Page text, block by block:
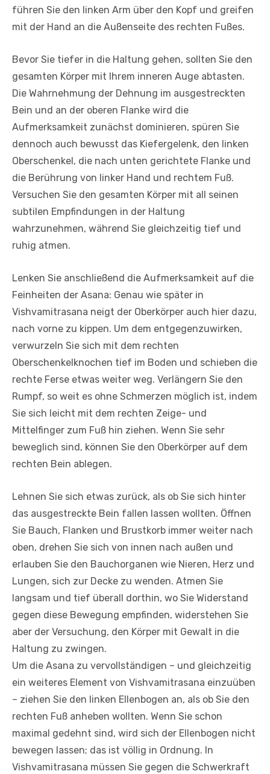
führen Sie den linken Arm über den Kopf und greifen
mit der Hand an die Außenseite des rechten Fußes.
Bevor Sie tiefer in die Haltung gehen, sollten Sie den
gesamten Körper mit Ihrem inneren Auge abtasten.
Die Wahrnehmung der Dehnung im ausgestreckten
Bein und an der oberen Flanke wird die
Aufmerksamkeit zunächst dominieren, spüren Sie
dennoch auch bewusst das Kiefergelenk, den linken
Oberschenkel, die nach unten gerichtete Flanke und
die Berührung von linker Hand und rechtem Fuß.
Versuchen Sie den gesamten Körper mit all seinen
subtilen Empfindungen in der Haltung
wahrzunehmen, während Sie gleichzeitig tief und
ruhig atmen.
Lenken Sie anschließend die Aufmerksamkeit auf die
Feinheiten der Asana: Genau wie später in
Vishvamitrasana neigt der Oberkörper auch hier dazu,
nach vorne zu kippen. Um dem entgegenzuwirken,
verwurzeln Sie sich mit dem rechten
Oberschenkelknochen tief im Boden und schieben die
rechte Ferse etwas weiter weg. Verlängern Sie den
Rumpf, so weit es ohne Schmerzen möglich ist, indem
Sie sich leicht mit dem rechten Zeige- und
Mittelfinger zum Fuß hin ziehen. Wenn Sie sehr
beweglich sind, können Sie den Oberkörper auf dem
rechten Bein ablegen.
Lehnen Sie sich etwas zurück, als ob Sie sich hinter
das ausgestreckte Bein fallen lassen wollten. Öffnen
Sie Bauch, Flanken und Brustkorb immer weiter nach
oben, drehen Sie sich von innen nach außen und
erlauben Sie den Bauchorganen wie Nieren, Herz und
Lungen, sich zur Decke zu wenden. Atmen Sie
langsam und tief überall dorthin, wo Sie Widerstand
gegen diese Bewegung empfinden, widerstehen Sie
aber der Versuchung, den Körper mit Gewalt in die
Haltung zu zwingen.
Um die Asana zu vervollständigen – und gleichzeitig
ein weiteres Element von Vishvamitrasana einzuüben
– ziehen Sie den linken Ellenbogen an, als ob Sie den
rechten Fuß anheben wollten. Wenn Sie schon
maximal gedehnt sind, wird sich der Ellenbogen nicht
bewegen lassen; das ist völlig in Ordnung. In
Vishvamitrasana müssen Sie gegen die Schwerkraft